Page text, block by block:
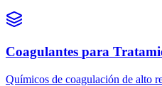
Coagulantes para
Químicos de coagulación de alto